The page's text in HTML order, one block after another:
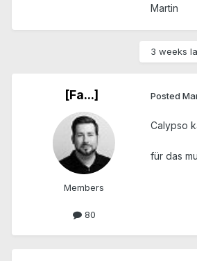
Martin
3 weeks
[Fa...]
Members
80
Posted
Calypso
für das